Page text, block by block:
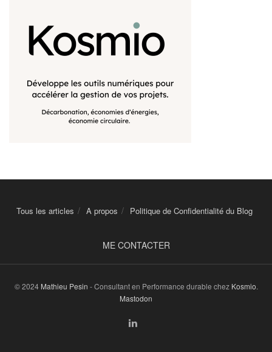
Tous les articles A propos Politique de Confidentialité du Blog
ME CONTACTER
© 2024 Mathieu Pesin - Consultant en Performance durable chez Kosmio.
Mastodon